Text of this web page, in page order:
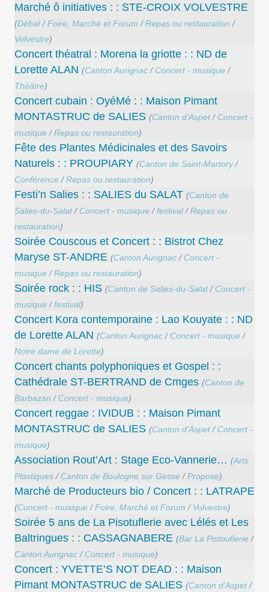
Marché ô initiatives : : STE-CROIX VOLVESTRE
(Débat/Foire, Marché et Forum /Repas ou restauration /
Volvestre)
Concert théatral : Morena la griotte : : ND de
Lorette ALAN (Canton Aurignac / Concert - musique /
Théâtre)
Concert cubain : OyéMé : : Maison Pimant
MONTASTRUC de SALIES (Canton d’Aspet/ Concert -
musique /Repas ou restauration)
Fête des Plantes Médicinales et des Savoirs
Naturels : : PROUPIARY (Canton de Saint-Martory/
Conférence /Repas ou restauration)
Festi’n Salies : : SALIES du SALAT (Canton de
Salies-du-Salat/ Concert - musique /festival/Repas ou
restauration)
Soirée Couscous et Concert : : Bistrot Chez
Maryse ST-ANDRE (Canton Aurignac / Concert -
musique /Repas ou restauration)
Soirée rock : : HIS (Canton de Salies-du-Salat/ Concert -
musique /festival)
Concert Kora contemporaine : Lao Kouyate : : ND
de Lorette ALAN (Canton Aurignac / Concert - musique /
Notre dame de Lorette)
Concert chants polyphoniques et Gospel : :
Cathédrale ST-BERTRAND de Cmges (Canton de
Barbazan / Concert - musique)
Concert reggae : IVIDUB : : Maison Pimant
MONTASTRUC de SALIES (Canton d’Aspet/ Concert -
musique)
Association Rout’Art : Stage Eco-Vannerie… (Arts
Plastiques / Canton de Boulogne sur Gesse /Propose)
Marché de Producteurs bio / Concert : : LATRAPE
(Concert - musique /Foire, Marché et Forum / Volvestre)
Soirée 5 ans de La Pisotuflerie avec Lélés et Les
Baltringues : : CASSAGNABERE (Bar La Pistouflerie /
Canton Aurignac / Concert - musique)
Concert : YVETTE’S NOT DEAD : : Maison
Pimant MONTASTRUC de SALIES (Canton d’Aspet/